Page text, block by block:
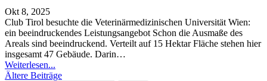
Okt 8, 2025
Club Tirol besuchte die Veterinärmedizinischen Universität Wien:
ein beeindruckendes Leistungsangebot Schon die Ausmaße des
Areals sind beeindruckend. Verteilt auf 15 Hektar Fläche stehen hier
insgesamt 47 Gebäude. Darin…
Weiterlesen...
Ältere Beiträge